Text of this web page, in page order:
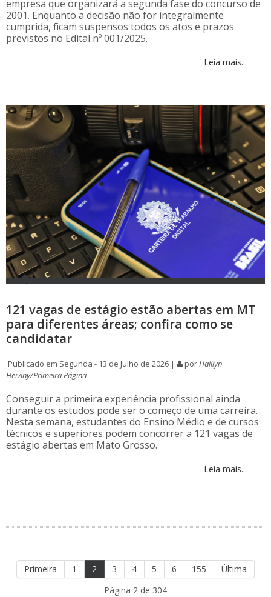
empresa que organizará a segunda fase do concurso de
2001. Enquanto a decisão não for integralmente
cumprida, ficam suspensos todos os atos e prazos
previstos no Edital nº 001/2025.
Leia mais...
121 vagas de estágio estão abertas em MT
para diferentes áreas; confira como se
candidatar
Publicado em Segunda - 13 de Julho de 2026 | porHaillyn
Heiviny/Primeira Página
Conseguir a primeira experiência profissional ainda
durante os estudos pode ser o começo de uma carreira.
Nesta semana, estudantes do Ensino Médio e de cursos
técnicos e superiores podem concorrer a 121 vagas de
estágio abertas em Mato Grosso.
Leia mais...
Primeira 1 2 3 4 5 6 155
Última
Página 2 de 304